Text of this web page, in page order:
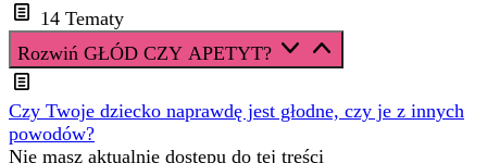
14 Tematy
Rozwiń GŁÓD CZY APETYT?
Czy Twoje dziecko naprawdę jest głodne, czy je z innych
powodów?
Nie masz aktualnie dostępu do tej treści